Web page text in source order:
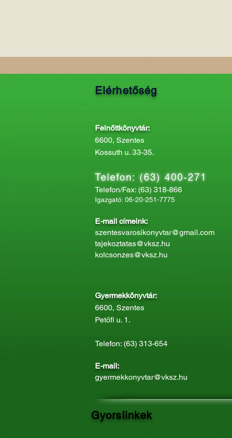
Elérhetőség
Felnőttkönyvtár:
6600, Szentes
Kossuth u. 33-35.
Telefon: (63) 400-271
Telefon/Fax: (63) 318-866
Igazgató: 06-20-251-7775
E-mail címeink:
szentesvarosikonyvtar@gmail.com
tajekoztatas@vksz.hu
kolcsonzes@vksz.hu
Gyermekkönyvtár:
6600, Szentes
Petőfi u. 1.
Telefon: (63) 313-654
E-mail:
gyermekkonyvtar@vksz.hu
Gyorslinkek